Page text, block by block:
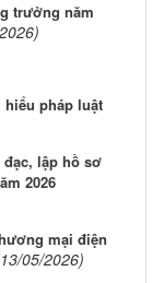
trưởng năm
pháp luật
lập hồ sơ
2026
mại điện
05/2026)